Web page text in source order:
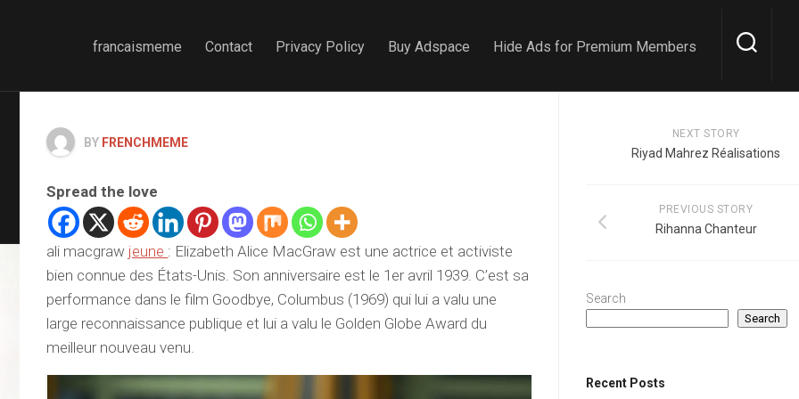
francaismeme Contact Privacy Policy Buy Adspace Hide Ads for Premium Members
BY FRENCHMEME
Spread the love
ali macgraw jeune : Elizabeth Alice MacGraw est une actrice et activiste
bien connue des États-Unis. Son anniversaire est le 1er avril 1939. C’est sa
performance dans le film Goodbye, Columbus (1969) qui lui a valu une
large reconnaissance publique et lui a valu le Golden Globe Award du
meilleur nouveau venu.
NEXT STORY
Riyad Mahrez Réalisations
PREVIOUS STORY
Rihanna Chanteur
Search
Search
Recent Posts